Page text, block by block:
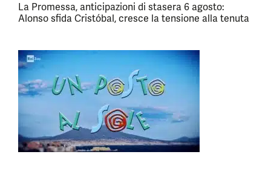
La Promessa, anticipazioni di stasera 6 agosto:
Alonso sfida Cristóbal, cresce la tensione alla tenuta